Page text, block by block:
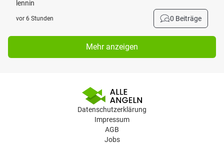
lennin
vor 6 Stunden 0 Beiträge
Mehr anzeigen
Datenschutzerklärung
Impressum
AGB
Jobs